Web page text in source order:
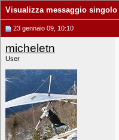
Visualizza messaggio singolo
23 gennaio 09, 10:10
micheletn
User